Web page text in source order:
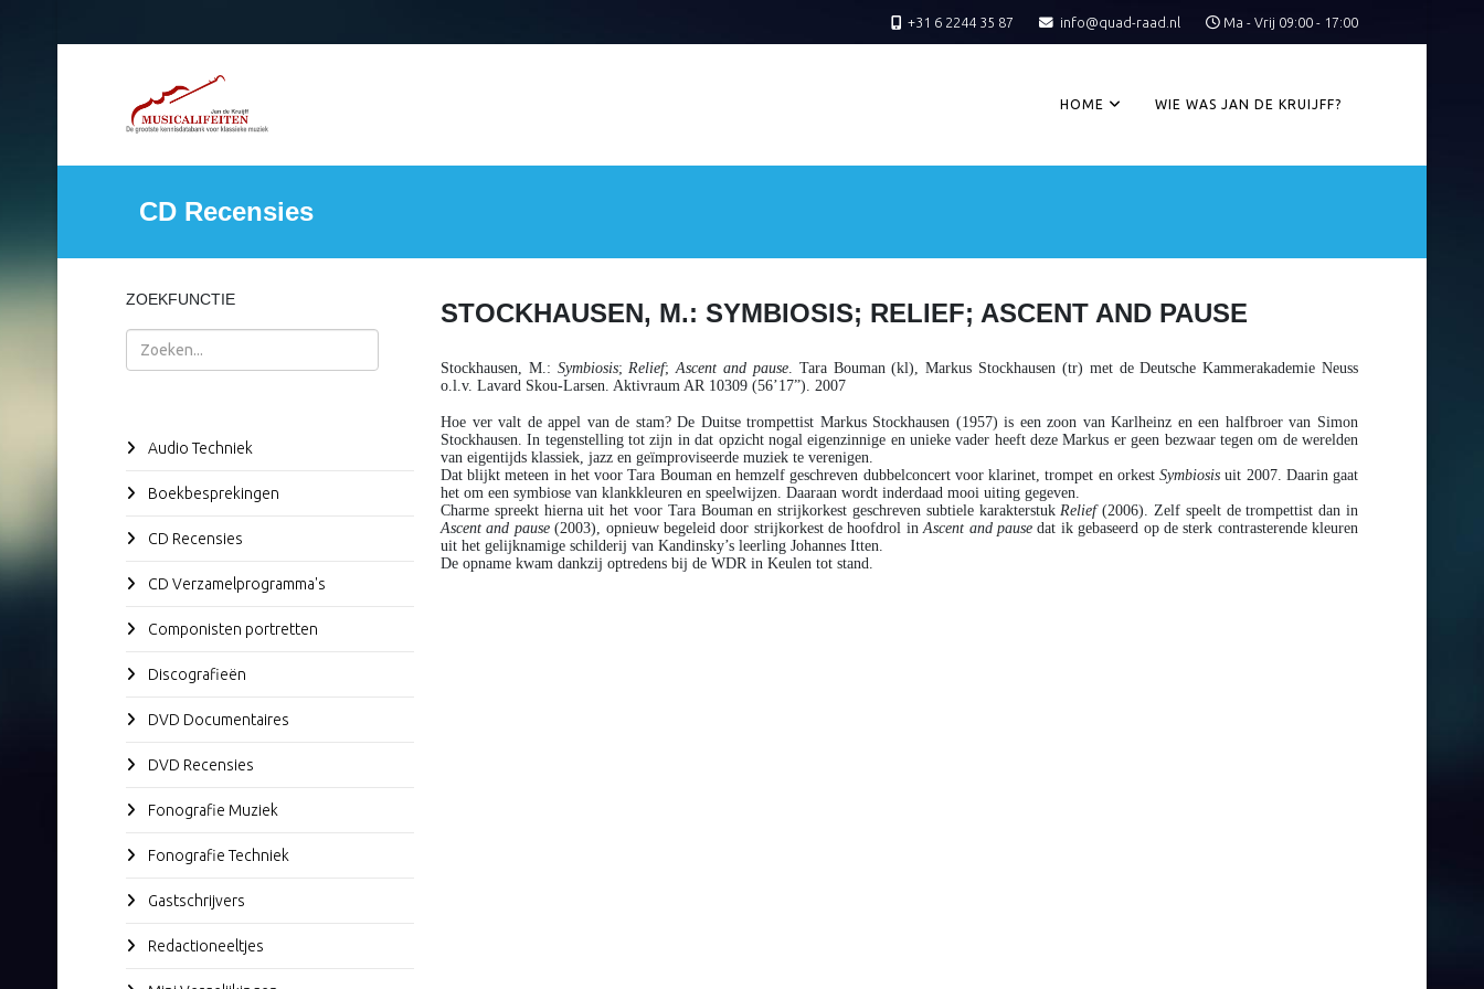
+31 6 2244 35 87 info@quad-raad.nl Ma - Vrij 09:00 - 17:00
HOME WIE WAS JAN DE KRUIJFF?
CD Recensies
ZOEKFUNCTIE
Zoeken
Audio Techniek
Boekbesprekingen
CD Recensies
CD Verzamelprogramma's
Componisten portretten
Discografieën
DVD Documentaires
DVD Recensies
Fonografie Muziek
Fonografie Techniek
Gastschrijvers
Redactioneeltjes
STOCKHAUSEN, M.: SYMBIOSIS; RELIEF; ASCENT AND PAUSE
Stockhausen, M.: Symbiosis;Relief;Ascent and pause. Tara Bouman (kl), Markus Stockhausen (tr) met de Deutsche Kammerakademie Neuss
o.l.v. Lavard Skou-Larsen. Aktivraum AR 10309 (56’17”). 2007
Hoe ver valt de appel van de stam? De Duitse trompettist Markus Stockhausen (1957) is een zoon van Karlheinz en een halfbroer van Simon
Stockhausen. In tegenstelling tot zijn in dat opzicht nogal eigenzinnige en unieke vader heeft deze Markus er geen bezwaar tegen om de werelden
van eigentijds klassiek, jazz en geïmproviseerde muziek te verenigen.
Dat blijkt meteen in het voor Tara Bouman en hemzelf geschreven dubbelconcert voor klarinet, trompet en orkestSymbiosisuit 2007. Daarin gaat
het om een symbiose van klankkleuren en speelwijzen. Daaraan wordt inderdaad mooi uiting gegeven.
Charme spreekt hierna uit het voor Tara Bouman en strijkorkest geschreven subtiele karakterstukRelief(2006). Zelf speelt de trompettist dan in
Ascent and pause(2003), opnieuw begeleid door strijkorkest de hoofdrol inAscent and pausedat ik gebaseerd op de sterk contrasterende kleuren
uit het gelijknamige schilderij van Kandinsky’s leerling Johannes Itten.
De opname kwam dankzij optredens bij de WDR in Keulen tot stand.